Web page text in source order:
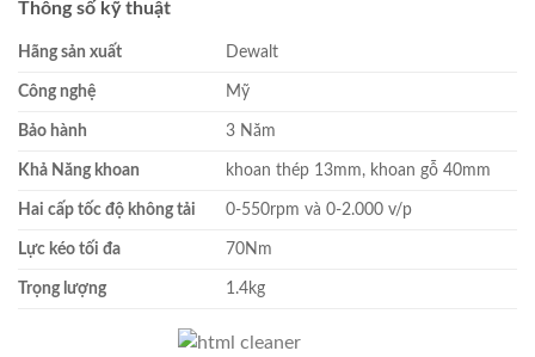
Thông số kỹ thuật
Hãng sản xuất Dewalt
Công nghệ Mỹ
Bảo hành 3 Năm
Khả Năng khoan khoan thép 13mm, khoan gỗ 40mm
Hai cấp tốc độ không tải 0-550rpm và 0-2.000 v/p
Lực kéo tối đa 70Nm
Trọng lượng 1.4kg